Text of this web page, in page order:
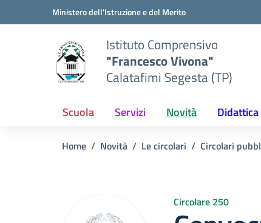
Vai ai contenuti
Vai al menu di navigazioneMinistero dell'Istruzione e del Merito
Istituto Comprensivo
"Francesco Vivona"
Calatafimi Segesta (TP)
Scuola Servizi Novità Didattica
Home Novità Le circolari Circolari
Circolare 250